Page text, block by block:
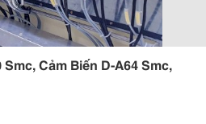
Cảm Biến D-A64 Smc,